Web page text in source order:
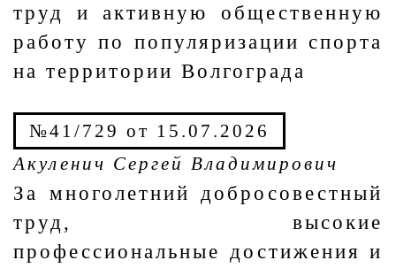
труд и активную общественную
работу по популяризации спорта
на территории Волгограда
№41/729 от 15.07.2026
Акуленич Сергей Владимирович
За многолетний добросовестный
труд, высокие
профессиональные достижения и